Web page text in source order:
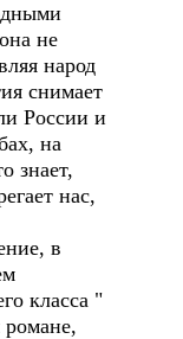
не
народ
снимает
России и
на
знает,
нас,
в
класса "